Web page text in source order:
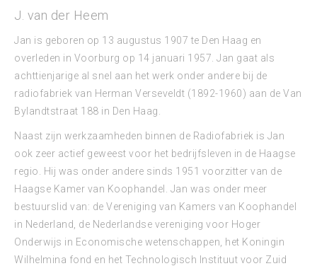
J. van der Heem
Jan is geboren op 13 augustus 1907 te Den Haag en
overleden in Voorburg op 14 januari 1957. Jan gaat als
achttienjarige al snel aan het werk onder andere bij de
radiofabriek van Herman Verseveldt (1892-1960) aan de Van
Bylandtstraat 188 in Den Haag.
Naast zijn werkzaamheden binnen de Radiofabriek is Jan
ook zeer actief geweest voor het bedrijfsleven in de Haagse
regio. Hij was onder andere sinds 1951 voorzitter van de
Haagse Kamer van Koophandel. Jan was onder meer
bestuurslid van: de Vereniging van Kamers van Koophandel
in Nederland, de Nederlandse vereniging voor Hoger
Onderwijs in Economische wetenschappen, het Koningin
Wilhelmina fond en het Technologisch Instituut voor Zuid